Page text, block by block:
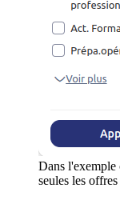
Dans l'exemple
seules les